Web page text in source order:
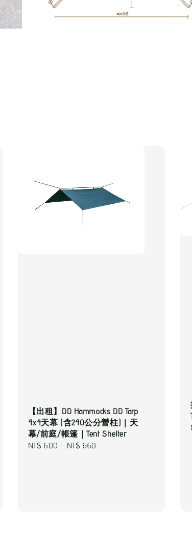
【出租】DD Hammocks DD Tarp
4x4天幕 (含240公分營柱)｜天
幕/前庭/帳篷｜Tent Shelter
Regular
NT$ 600 - NT$ 660